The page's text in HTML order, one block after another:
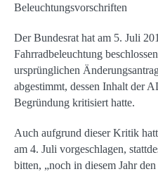
Beleuchtungsvorschriften
Der Bundesrat hat am 5. Juli
Fahrradbeleuchtung
ursprünglichen
abgestimmt, dessen Inhalt der
Begründung kritisiert hatte.
Auch aufgrund dieser Kritik
am 4. Juli vorgeschlagen,
bitten, „noch in diesem Jahr